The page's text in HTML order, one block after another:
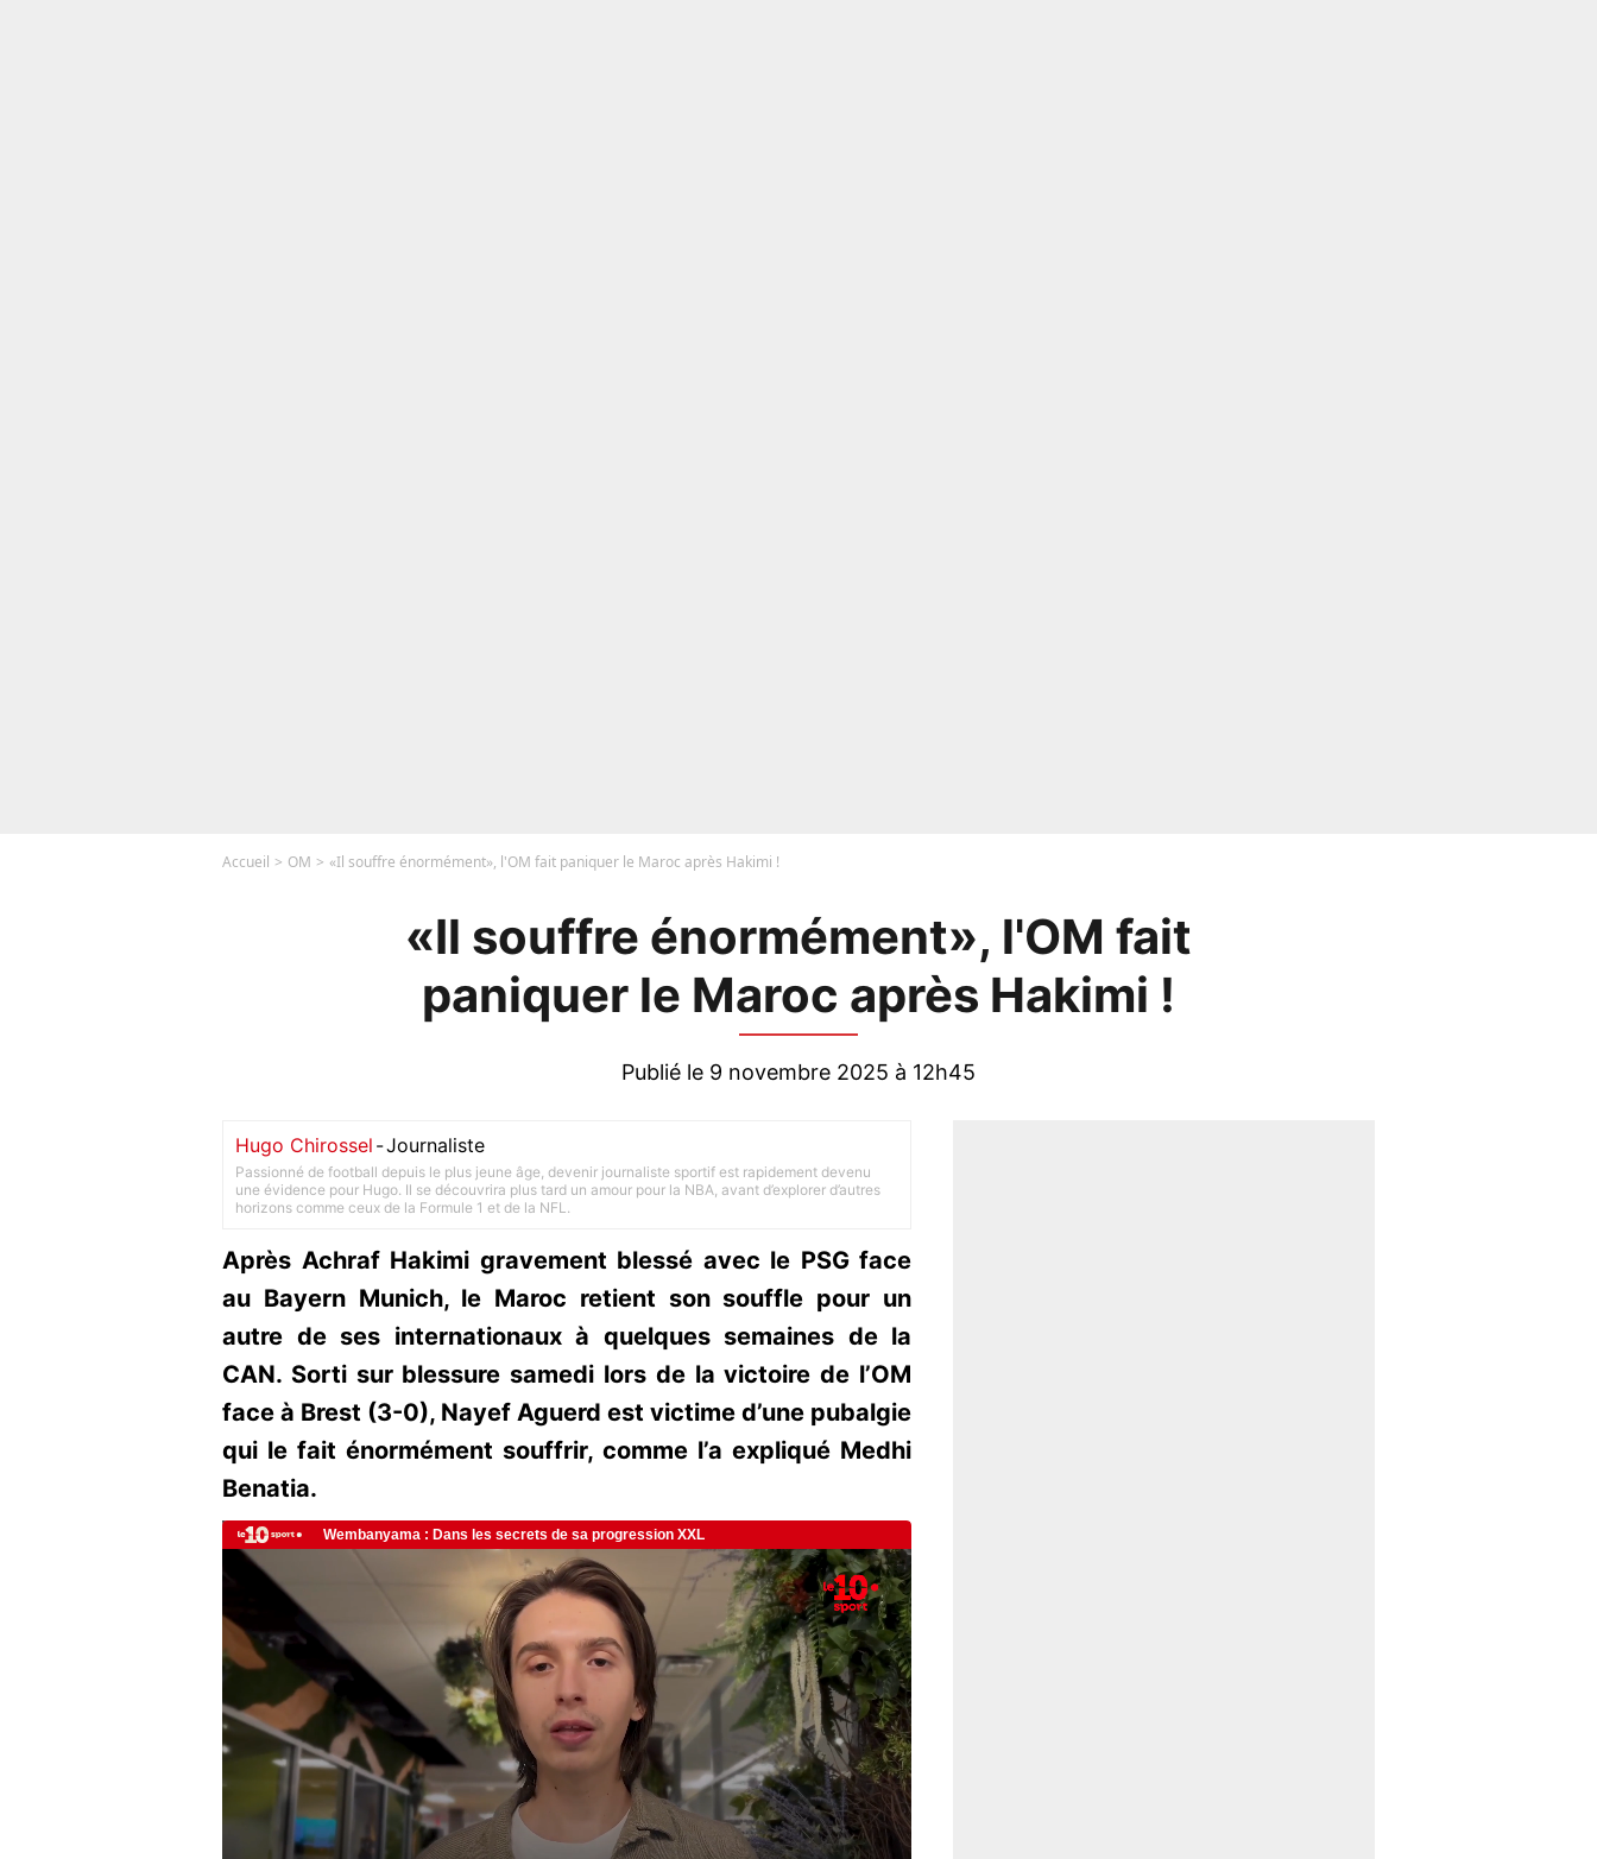
Accueil OM «Il souffre énormément», l'OM fait paniquer le Maroc après Hakimi !
«Il souffre énormément», l'OM fait
paniquer le Maroc après Hakimi !
Publié le 9 novembre 2025 à 12h45
Hugo Chirossel -Journaliste
Passionné de football depuis le plus jeune âge, devenir journaliste sportif est rapidement devenu
une évidence pour Hugo. Il se découvrira plus tard un amour pour la NBA, avant d’explorer d’autres
horizons comme ceux de la Formule 1 et de la NFL.
Après Achraf Hakimi gravement blessé avec le PSG face
au Bayern Munich, le Maroc retient son souffle pour un
autre de ses internationaux à quelques semaines de la
CAN. Sorti sur blessure samedi lors de la victoire de l’OM
face à Brest (3-0), Nayef Aguerd est victime d’une pubalgie
qui le fait énormément souffrir, comme l’a expliqué Medhi
Benatia.